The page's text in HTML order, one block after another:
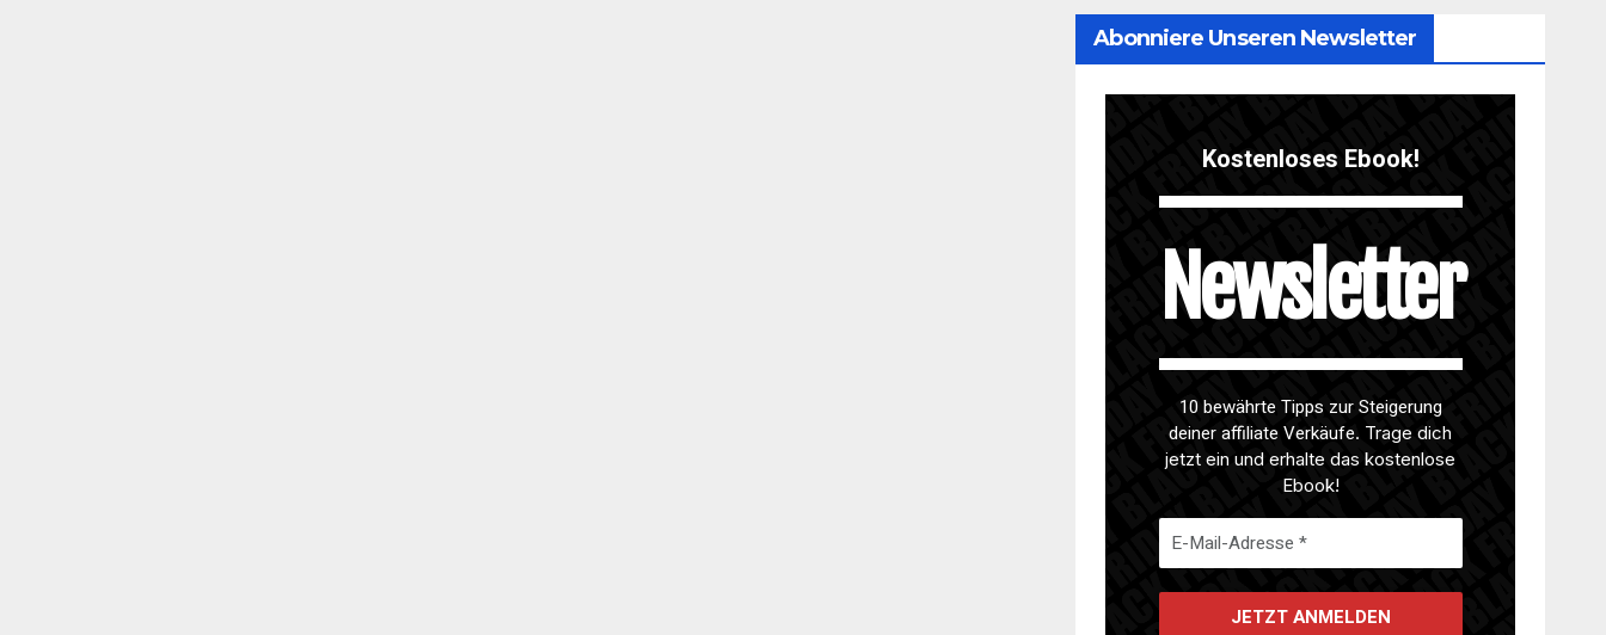
Abonniere Unseren Newsletter
Kostenloses Ebook!
Newsletter
10 bewährte Tipps zur Steigerung
deiner affiliate Verkäufe. Trage dich
jetzt ein und erhalte das kostenlose
Ebook!